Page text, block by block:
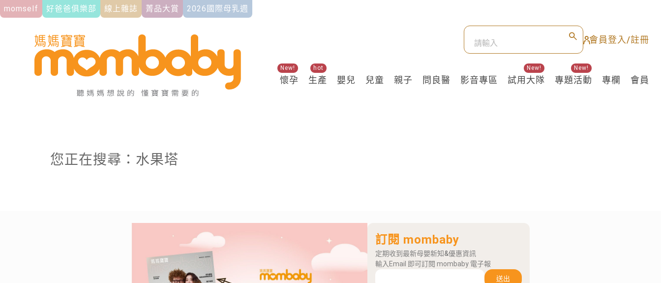
momself 好爸爸俱樂部 線上雜誌 菁品大賞 2026國際母乳週
會員登入/註冊
懷孕
New!
生產
hot
嬰兒 兒童 親子 問良醫 影音專區 試用大隊
New!
專題活動
New!
專欄 會員
關鍵熱搜
您正在搜尋：水果塔
訂閱 mombaby
定期收到最新母嬰新知&優惠資訊
輸入Email 即可訂閱 mombaby 電子報
送出